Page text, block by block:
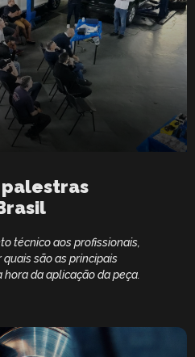
técnico aos profissionais,
são as principais
da aplicação da peça.